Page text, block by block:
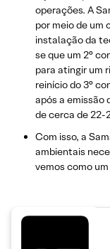
operações. A
por meio de um
instalação da
se que um 2°
para atingir um
reinício do 3°
após a emissão
de cerca de 22-
Com isso, a
ambientais
vemos como